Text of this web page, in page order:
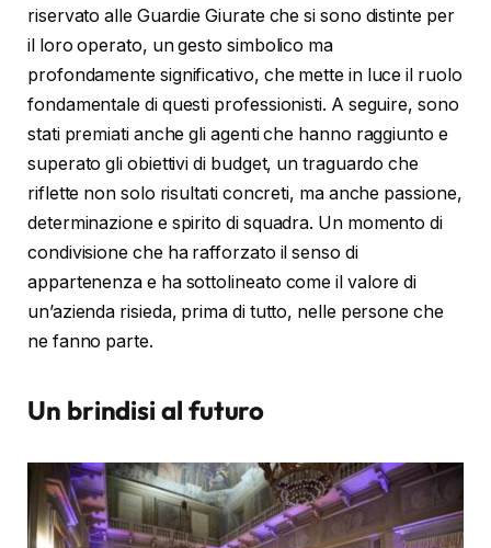
riservato alle Guardie Giurate che si sono distinte per
il loro operato, un gesto simbolico ma
profondamente significativo, che mette in luce il ruolo
fondamentale di questi professionisti. A seguire, sono
stati premiati anche gli agenti che hanno raggiunto e
superato gli obiettivi di budget, un traguardo che
riflette non solo risultati concreti, ma anche passione,
determinazione e spirito di squadra. Un momento di
condivisione che ha rafforzato il senso di
appartenenza e ha sottolineato come il valore di
un’azienda risieda, prima di tutto, nelle persone che
ne fanno parte.
Un brindisi al futuro